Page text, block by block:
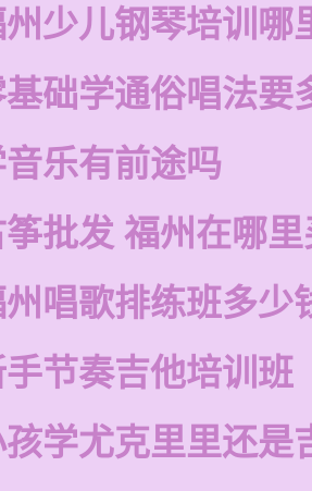
少儿钢琴培训哪
础学通俗唱法要
音乐有前途吗
筝批发 福州在哪
唱歌排练班多少
节奏吉他培训班
学尤克里里还是